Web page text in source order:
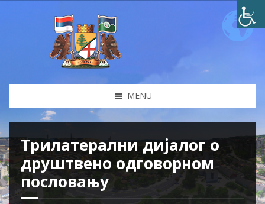
MENU
Трилатерални дијалог о
друштвено одговорном
пословању